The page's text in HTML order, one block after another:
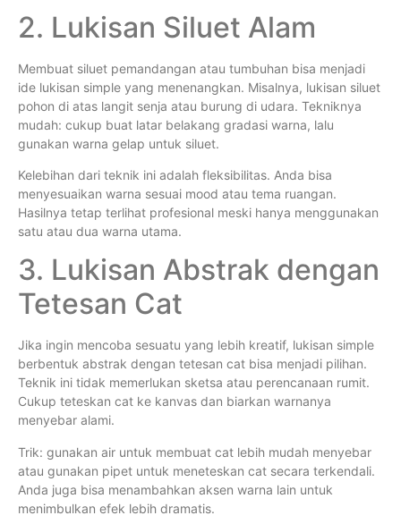
2. Lukisan Siluet Alam
Membuat siluet pemandangan atau tumbuhan bisa menjadi
ide lukisan simple yang menenangkan. Misalnya, lukisan siluet
pohon di atas langit senja atau burung di udara. Tekniknya
mudah: cukup buat latar belakang gradasi warna, lalu
gunakan warna gelap untuk siluet.
Kelebihan dari teknik ini adalah fleksibilitas. Anda bisa
menyesuaikan warna sesuai mood atau tema ruangan.
Hasilnya tetap terlihat profesional meski hanya menggunakan
satu atau dua warna utama.
3. Lukisan Abstrak dengan
Tetesan Cat
Jika ingin mencoba sesuatu yang lebih kreatif, lukisan simple
berbentuk abstrak dengan tetesan cat bisa menjadi pilihan.
Teknik ini tidak memerlukan sketsa atau perencanaan rumit.
Cukup teteskan cat ke kanvas dan biarkan warnanya
menyebar alami.
Trik: gunakan air untuk membuat cat lebih mudah menyebar
atau gunakan pipet untuk meneteskan cat secara terkendali.
Anda juga bisa menambahkan aksen warna lain untuk
menimbulkan efek lebih dramatis.